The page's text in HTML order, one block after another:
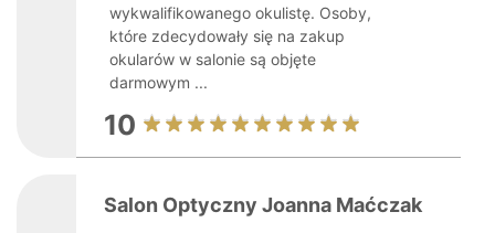
wykwalifikowanego okulistę. Osoby,
które zdecydowały się na zakup
okularów w salonie są objęte
darmowym ...
10
Salon Optyczny Joanna Maćczak